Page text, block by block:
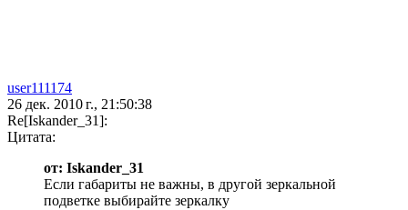
user111174
26 дек. 2010 г., 21:50:38
Re[Iskander_31]:
Цитата:
от: Iskander_31
Если габариты не важны, в другой зеркальной
подветке выбирайте зеркалку